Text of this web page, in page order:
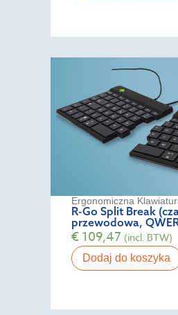
Ergonomiczna
R-Go Split Break
przewodowa,
€109,47 (incl. BTW)
Dodaj do koszyka